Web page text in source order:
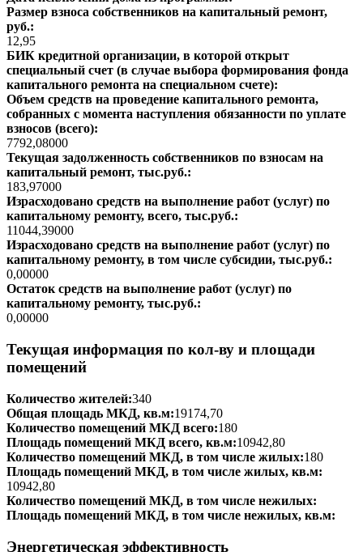
Размер взноса собственников на капитальный ремонт,
руб.:
12,95
БИК кредитной организации, в которой открыт
специальный счет (в случае выбора формирования фонда
капитального ремонта на специальном счете):
Объем средств на проведение капитального ремонта,
собранных с момента наступления обязанности по уплате
взносов (всего):
7792,08000
Текущая задолженность собственников по взносам на
капитальный ремонт, тыс.руб.:
183,97000
Израсходовано средств на выполнение работ (услуг) по
капитальному ремонту, всего, тыс.руб.:
11044,39000
Израсходовано средств на выполнение работ (услуг) по
капитальному ремонту, в том числе субсидии, тыс.руб.:
0,00000
Остаток средств на выполнение работ (услуг) по
капитальному ремонту, тыс.руб.:
0,00000
Текущая информация по кол-ву и площади
помещений
Количество жителей:340
Общая площадь МКД, кв.м:19174,70
Количество помещений МКД всего:180
Площадь помещений МКД всего, кв.м:10942,80
Количество помещений МКД, в том числе жилых:180
Площадь помещений МКД, в том числе жилых, кв.м:
10942,80
Количество помещений МКД, в том числе нежилых:
Площадь помещений МКД, в том числе нежилых, кв.м:
Энергетическая эффективность